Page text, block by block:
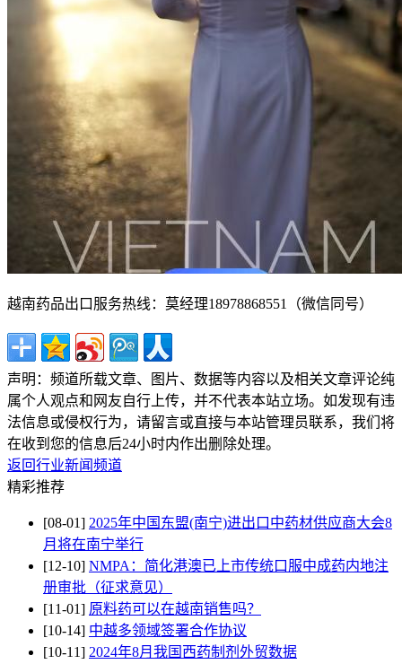
越南药品出口服务热线：莫经理18978868551（微信同号）
声明：频道所载文章、图片、数据等内容以及相关文章评论纯
属个人观点和网友自行上传，并不代表本站立场。如发现有违
法信息或侵权行为，请留言或直接与本站管理员联系，我们将
在收到您的信息后24小时内作出删除处理。
返回行业新闻频道
精彩推荐
[08-01] 2025年中国东盟(南宁)进出口中药材供应商大会8
月将在南宁举行
[12-10] NMPA：简化港澳已上市传统口服中成药内地注
册审批（征求意见）
[11-01] 原料药可以在越南销售吗？
[10-14] 中越多领域签署合作协议
[10-11] 2024年8月我国西药制剂外贸数据